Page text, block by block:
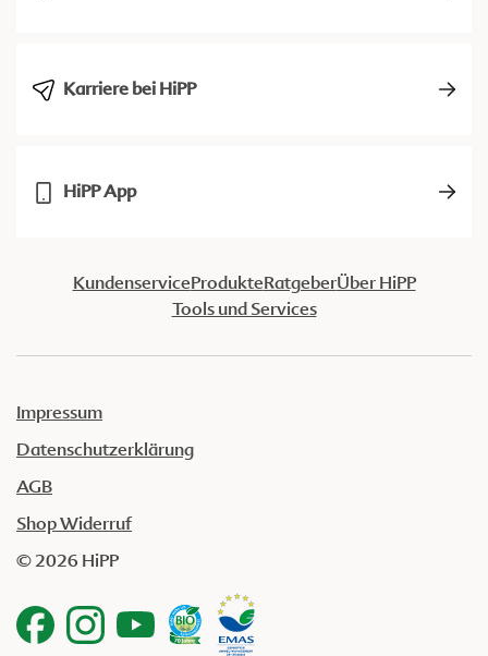
Karriere bei HiPP
HiPP App
KundenserviceProdukteRatgeberÜber HiPP
Tools und Services
Impressum
Datenschutzerklärung
AGB
Shop Widerruf
© 2026 HiPP